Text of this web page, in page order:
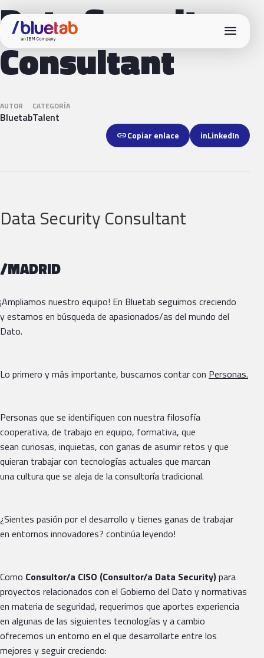
menu
Data Security
Consultant
AUTOR
Bluetab
CATEGORÍA
Talent
linkCopiar enlace inLinkedIn
Data Security Consultant
/MADRID
¡Ampliamos nuestro equipo! En Bluetab seguimos creciendo
y estamos en búsqueda de apasionados/as del mundo del
Dato.
Lo primero y más importante, buscamos contar con Personas.
Personas que se identifiquen con nuestra filosofía
cooperativa, de trabajo en equipo, formativa, que
sean curiosas, inquietas, con ganas de asumir retos y que
quieran trabajar con tecnologías actuales que marcan
una cultura que se aleja de la consultoría tradicional.
¿Sientes pasión por el desarrollo y tienes ganas de trabajar
en entornos innovadores? continúa leyendo!
Como Consultor/a CISO (Consultor/a Data Security)para
proyectos relacionados con el Gobierno del Dato y normativas
en materia de seguridad, requerimos que aportes experiencia
en algunas de las siguientes tecnologías y a cambio
ofrecemos un entorno en el que desarrollarte entre los
mejores y seguir creciendo: